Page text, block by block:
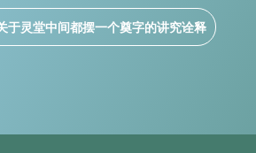
于灵堂中间都摆一个奠字的讲究诠释